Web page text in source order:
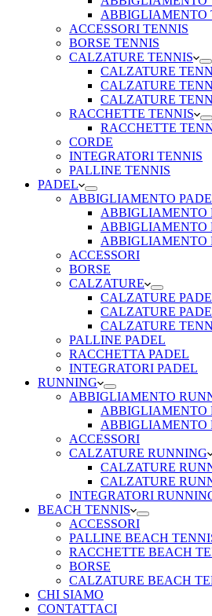
ABBIGLIAMENTO
ACCESSORI TENNIS
BORSE TENNIS
CALZATURE TENNIS
CALZATURE
CALZATURE
CALZATURE
RACCHETTE TENNIS
RACCHETTE
CORDE
INTEGRATORI TENNIS
PALLINE TENNIS
PADEL
ABBIGLIAMENTO
ABBIGLIAMENTO
ABBIGLIAMENTO
ABBIGLIAMENTO
ACCESSORI
BORSE
CALZATURE
CALZATURE
CALZATURE
CALZATURE
PALLINE PADEL
RACCHETTA PADEL
INTEGRATORI PADEL
RUNNING
ABBIGLIAMENTO
ABBIGLIAMENTO
ABBIGLIAMENTO
ACCESSORI
CALZATURE RUNNING
CALZATURE
CALZATURE
INTEGRATORI
BEACH TENNIS
ACCESSORI
PALLINE BEACH
RACCHETTE BEACH
BORSE
CALZATURE BEACH
CHI SIAMO
CONTATTACI